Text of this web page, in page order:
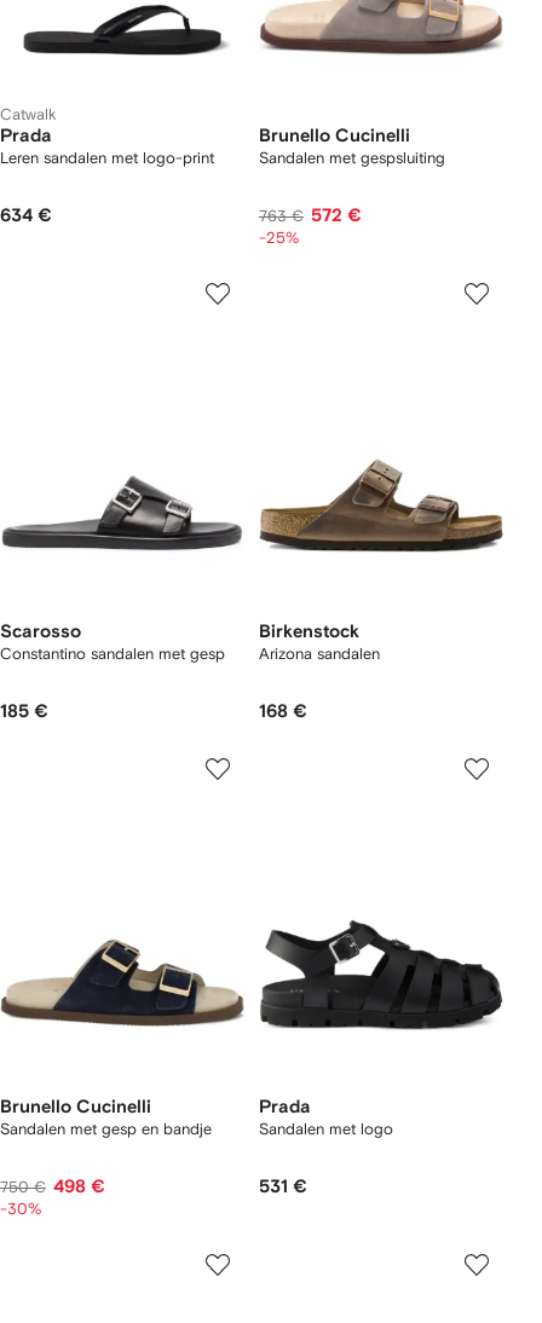
Catwalk
Prada
Leren sandalen met logo-print
634 €
Brunello Cucinelli
Sandalen met gespsluiting
763 € 572 €
-25%
Scarosso
Constantino sandalen met gesp
185 €
Birkenstock
Arizona sandalen
168 €
Brunello Cucinelli
Sandalen met gesp en bandje
750 € 498 €
-30%
Prada
Sandalen met logo
531 €